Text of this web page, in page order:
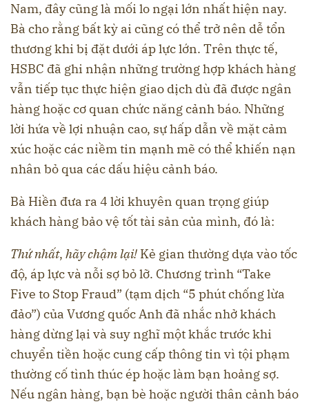
Nam, đây cũng là mối lo ngại lớn nhất hiện nay.
Bà cho rằng bất kỳ ai cũng có thể trở nên dễ tổn
thương khi bị đặt dưới áp lực lớn. Trên thực tế,
HSBC đã ghi nhận những trường hợp khách hàng
vẫn tiếp tục thực hiện giao dịch dù đã được ngân
hàng hoặc cơ quan chức năng cảnh báo. Những
lời hứa về lợi nhuận cao, sự hấp dẫn về mặt cảm
xúc hoặc các niềm tin mạnh mẽ có thể khiến nạn
nhân bỏ qua các dấu hiệu cảnh báo.
Bà Hiền đưa ra 4 lời khuyên quan trọng giúp
khách hàng bảo vệ tốt tài sản của mình, đó là:
Thứ nhất, hãy chậm lại! Kẻ gian thường dựa vào tốc
độ, áp lực và nỗi sợ bỏ lỡ. Chương trình “Take
Five to Stop Fraud” (tạm dịch “5 phút chống lừa
đảo”) của Vương quốc Anh đã nhắc nhở khách
hàng dừng lại và suy nghĩ một khắc trước khi
chuyển tiền hoặc cung cấp thông tin vì tội phạm
thường cố tình thúc ép hoặc làm bạn hoảng sợ.
Nếu ngân hàng, bạn bè hoặc người thân cảnh báo